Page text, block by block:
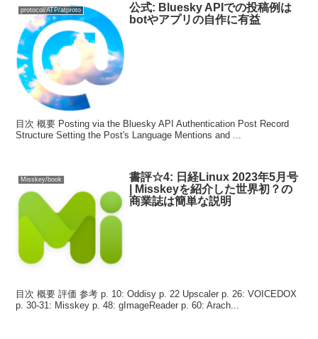
protocol/ATP/atproto
公式: Bluesky APIでの投稿例は
botやアプリの自作に有益
目次 概要 Posting via the Bluesky API Authentication Post Record
Structure Setting the Post's Language Mentions and ...
Misskey/book
書評☆4: 日経Linux 2023年5月号
| Misskeyを紹介した世界初？の
商業誌は簡単な説明
目次 概要 評価 参考 p. 10: Oddisy p. 22 Upscaler p. 26: VOICEDOX
p. 30-31: Misskey p. 48: gImageReader p. 60: Arach...